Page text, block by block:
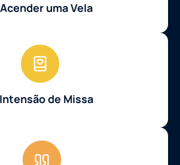
Acender uma Vela
Intensão de Missa